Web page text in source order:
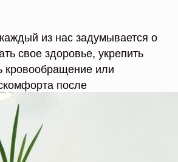
из нас задумывается о
свое здоровье, укрепить
или
после